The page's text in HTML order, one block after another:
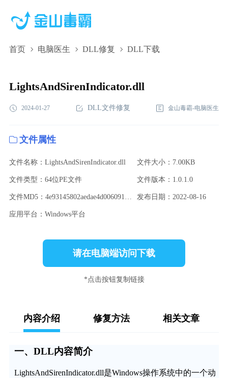
首页 电脑医生 DLL修复 DLL下载
LightsAndSirenIndicator.dll,LightsAndSirenIndicator.dll下
LightsAndSirenIndicator.dll
2024-01-27 DLL文件修复 金山毒霸-电脑医生
文件属性
文件名称：LightsAndSirenIndicator.dll 文件大小：7.00KB
文件类型：64位PE文件 文件版本：1.0.1.0
文件MD5：4e93145802aedae4d00609164799bf6b 发布日期：2022-08-16
应用平台：Windows平台
请在电脑端访问下载
*点击按钮复制链接
内容介绍 修复方法 相关文章
一、DLL内容简介
LightsAndSirenIndicator.dll是Windows操作系统中的一个动